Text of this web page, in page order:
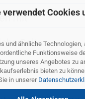
verwendet Cookies
und ähnliche Technologien,
Funktionsweise
unseres Angebotes zu
bieten zu
in unserer
mit
Seite